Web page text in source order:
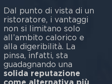
Dal punto di vista di un
ristoratore, i vantaggi
non si limitano solo
all’ambito calorico e
alla digeribilità. La
pinsa, infatti, sta
guadagnando una
solida reputazione